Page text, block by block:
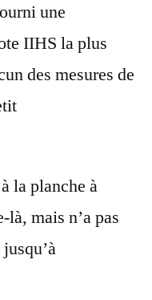
une
IIHS la plus
des mesures de
la planche à
là, mais n’a pas